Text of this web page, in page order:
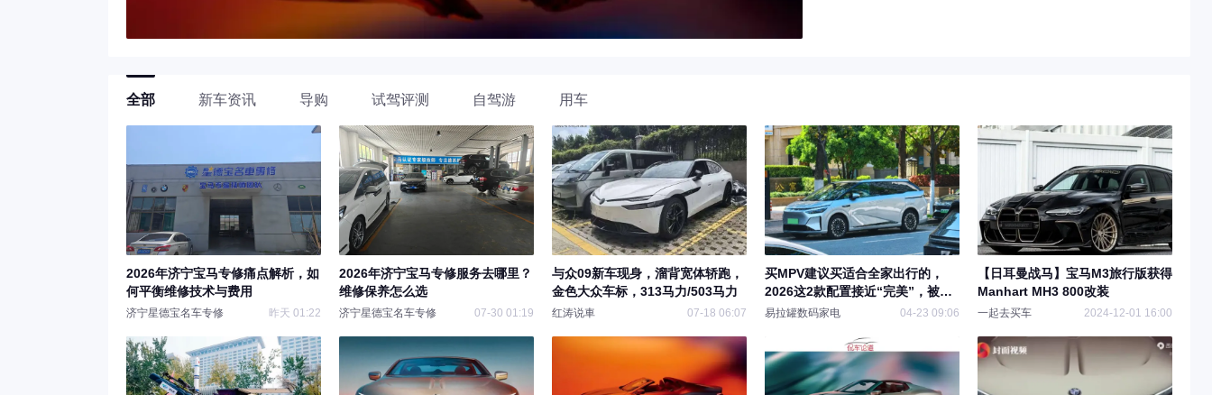
全部 新车资讯 导购 试驾评测 自驾游 用车
2026年济宁宝马专修痛点解析，如
何平衡维修技术与费用
济宁星德宝名车专修 昨天 01:22
2026年济宁宝马专修服务去哪里？
维修保养怎么选
济宁星德宝名车专修 07-30 01:19
与众09新车现身，溜背宽体轿跑，
金色大众车标，313马力/503马力
红涛说車 07-18 06:07
买MPV建议买适合全家出行的，
2026这2款配置接近“完美”，被称
为“移动的家”
易拉罐数码家电 04-23 09:06
【日耳曼战马】宝马M3旅行版获得
Manhart MH3 800改装
一起去买车 2024-12-01 16:00